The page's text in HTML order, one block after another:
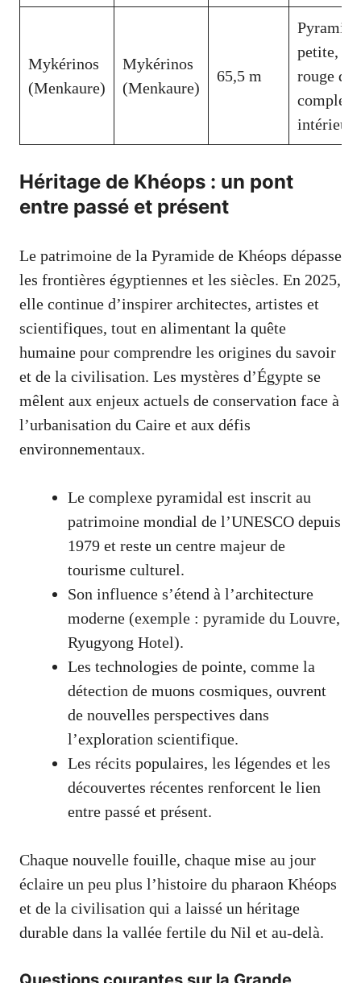
Mykérinos
(Menkaure)
Mykérinos
(Menkaure)
65,5 m
petite,
rouge
Héritage de Khéops : un pont
entre passé et présent
Le patrimoine de la Pyramide de Khéops dépasse
les frontières égyptiennes et les siècles. En 2025,
elle continue d’inspirer architectes, artistes et
scientifiques, tout en alimentant la quête
humaine pour comprendre les origines du savoir
et de la civilisation. Les mystères d’Égypte se
mêlent aux enjeux actuels de conservation face à
l’urbanisation du Caire et aux défis
environnementaux.
Le complexe pyramidal est inscrit au
patrimoine mondial de l’UNESCO depuis
1979 et reste un centre majeur de
tourisme culturel.
Son influence s’étend à l’architecture
moderne (exemple : pyramide du Louvre,
Ryugyong Hotel).
Les technologies de pointe, comme la
détection de muons cosmiques, ouvrent
de nouvelles perspectives dans
l’exploration scientifique.
Les récits populaires, les légendes et les
découvertes récentes renforcent le lien
entre passé et présent.
Chaque nouvelle fouille, chaque mise au jour
éclaire un peu plus l’histoire du pharaon Khéops
et de la civilisation qui a laissé un héritage
durable dans la vallée fertile du Nil et au-delà.